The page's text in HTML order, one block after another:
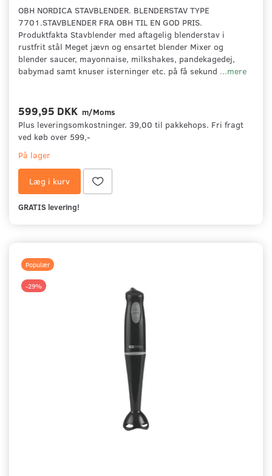
OBH NORDICA STAVBLENDER. BLENDERSTAV TYPE
7701.STAVBLENDER FRA OBH TIL EN GOD PRIS.
Produktfakta Stavblender med aftagelig blenderstav i
rustfrit stål Meget jævn og ensartet blender Mixer og
blender saucer, mayonnaise, milkshakes, pandekagedej,
babymad samt knuser isterninger etc. på få sekund ...mere
599,95 DKK m/Moms
Plus leveringsomkostninger. 39,00 til pakkehops. Fri fragt
ved køb over 599,-
På lager
Læg i kurv
GRATIS levering!
Populær
-29%